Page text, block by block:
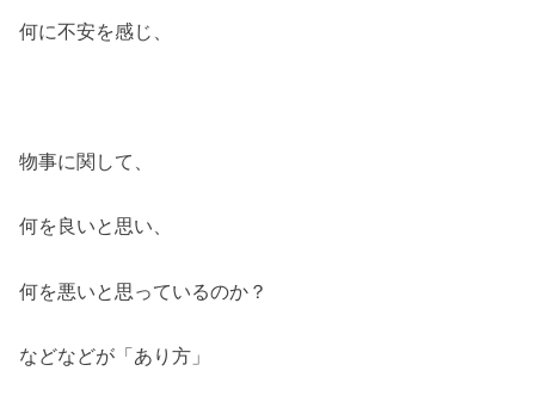
何に不安を感じ、
物事に関して、
何を良いと思い、
何を悪いと思っているのか？
などなどが「あり方」